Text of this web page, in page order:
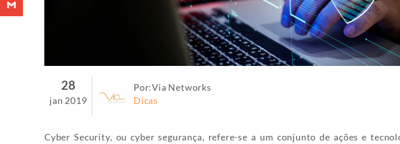
28
jan 2019
Por:Via Networks
Dicas
Cyber Security, ou cyber segurança, refere-se a um conjunto de ações e